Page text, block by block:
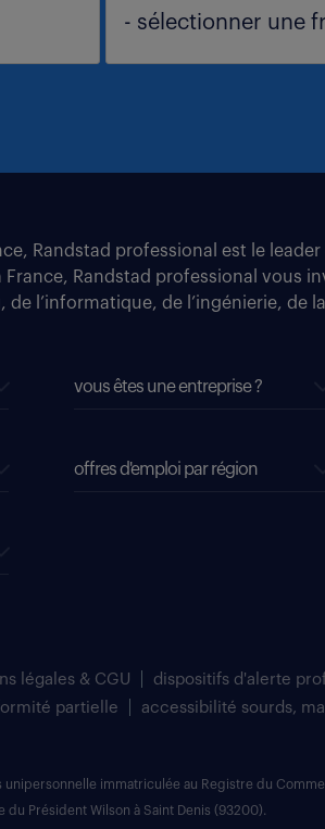
Randstad professional est le
Randstad professional vous
de l’informatique, de l’ingénierie, de
vous êtes une entreprise ?
offres d'emploi par région
légales & CGU dispositifs d'alerte
partielle
accessibilité sourds,
immatriculée au Registre du
du Président Wilson à Saint Denis (93200).